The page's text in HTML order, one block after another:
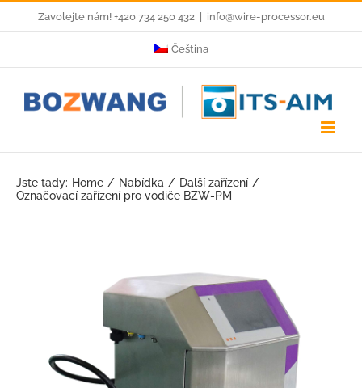
content
Zavolejte nám! +420 734 250 432 info@wire-processor.eu
Čeština
Jste tady: Home Nabídka
Další zařízení
Označovací zařízení pro vodiče BZW-PM